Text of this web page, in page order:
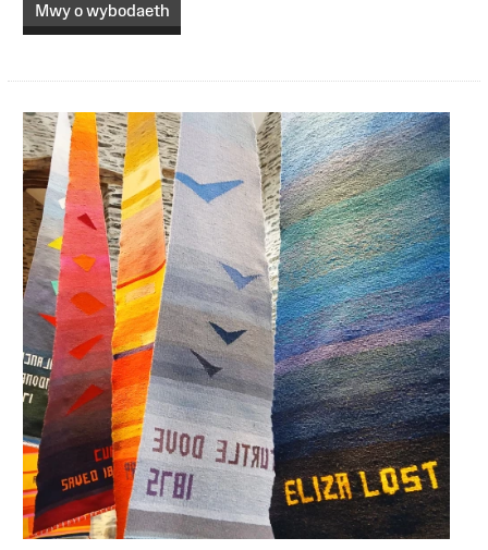
Mwy o wybodaeth